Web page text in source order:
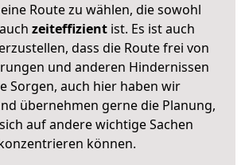
Route zu wählen, die sowohl
zeiteffizientist. Es ist auch
dass die Route frei von
und anderen Hindernissen
Sorgen, auch hier haben wir
übernehmen gerne die Planung,
auf andere wichtige Sachen
können.